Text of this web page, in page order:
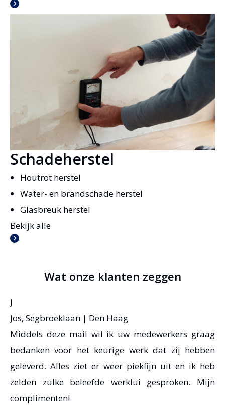
Schadeherstel
Houtrot herstel
Water- en brandschade herstel
Glasbreuk herstel
Bekijk alle
Wat onze klanten zeggen
J
Jos, Segbroeklaan | Den Haag
Middels deze mail wil ik uw medewerkers graag
bedanken voor het keurige werk dat zij hebben
geleverd. Alles ziet er weer piekfijn uit en ik heb
zelden zulke beleefde werklui gesproken. Mijn
complimenten!